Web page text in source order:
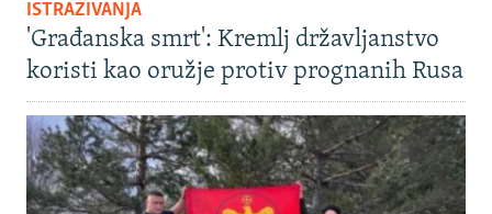
ISTRAŽIVANJA
'Građanska smrt': Kremlj državljanstvo
koristi kao oružje protiv prognanih Rusa